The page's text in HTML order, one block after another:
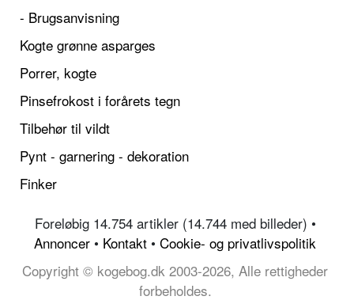
- Brugsanvisning
Kogte grønne asparges
Porrer, kogte
Pinsefrokost i forårets tegn
Tilbehør til vildt
Pynt - garnering - dekoration
Finker
Foreløbig 14.754 artikler (14.744 med billeder) •
Annoncer • Kontakt • Cookie- og privatlivspolitik
Copyright © kogebog.dk 2003-2026, Alle rettigheder
forbeholdes.